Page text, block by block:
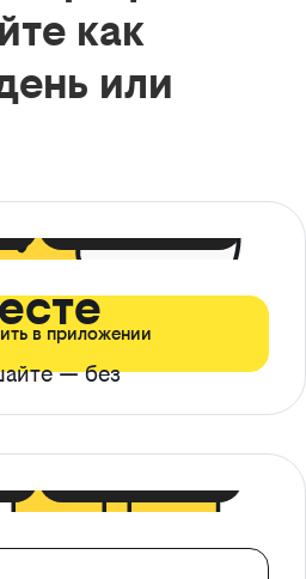
как
или
— без
в приложении